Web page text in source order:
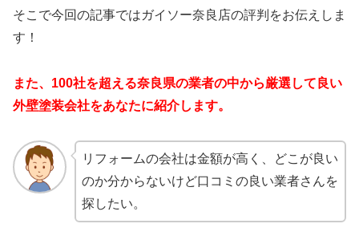
そこで今回の記事ではガイソー奈良店の評判をお伝えしま
す！
また、100社を超える奈良県の業者の中から厳選して良い
外壁塗装会社をあなたに紹介します。
リフォームの会社は金額が高く、どこが良い
のか分からないけど口コミの良い業者さんを
探したい。